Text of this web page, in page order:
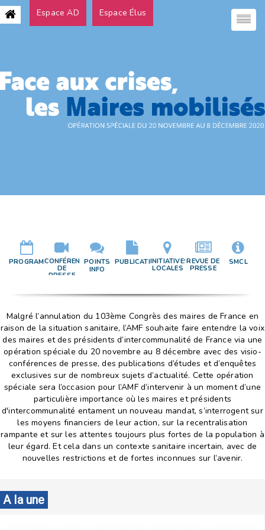
Espace Élus
Espace AD
PROGRAMMECONFÉRENCES
DE
PRESSE
POINTS
INFO
PUBLICATIONSINITIATIVES
LOCALES
REVUE DE
PRESSE
SMCL
Malgré l’annulation du 103ème Congrès des maires de France en
raison de la situation sanitaire, l’AMF souhaite faire entendre la voix
des maires et des présidents d’intercommunalité de France via une
opération spéciale du 20 novembre au 8 décembre avec des visio-
conférences de presse, des publications d’études et d’enquêtes
exclusives sur de nombreux sujets d’actualité. Cette opération
spéciale sera l’occasion pour l’AMF d’intervenir à un moment d’une
particulière importance où les maires et présidents
d'intercommunalité entament un nouveau mandat, s’interrogent sur
les moyens financiers de leur action, sur la recentralisation
rampante et sur les attentes toujours plus fortes de la population à
leur égard. Et cela dans un contexte sanitaire incertain, avec de
nouvelles restrictions et de fortes inconnues sur l’avenir.
A la une